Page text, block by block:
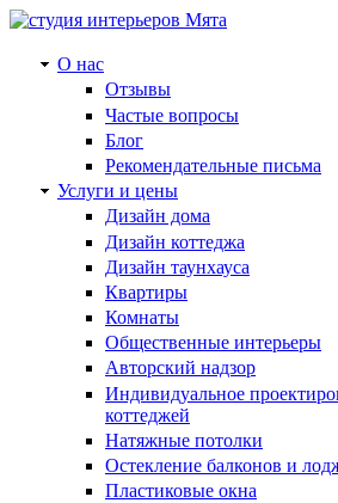
О нас
Отзывы
Частые вопросы
Блог
Рекомендательные письма
Услуги и цены
Дизайн дома
Дизайн коттеджа
Дизайн таунхауса
Квартиры
Комнаты
Общественные интерьеры
Авторский надзор
Индивидуальное
коттеджей
Натяжные потолки
Остекление балконов и
Пластиковые окна